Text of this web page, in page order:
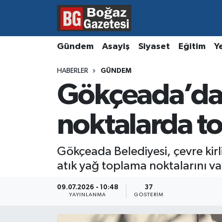
Gündem Asayiş Siyaset Eğitim
HABERLER GÜNDEM
noktalarda
Gökçeada Belediyesi, çevre
atık yağ toplama noktalarını
09.07.2026 - 10:48
YAYINLANMA
37
GÖSTERIM
Asayiş
Ekonomi
Magazin
Resmi İlanlar
Hava Durumu
Süper Lig Puan Durumu ve Fikstür
Haber Arşivi